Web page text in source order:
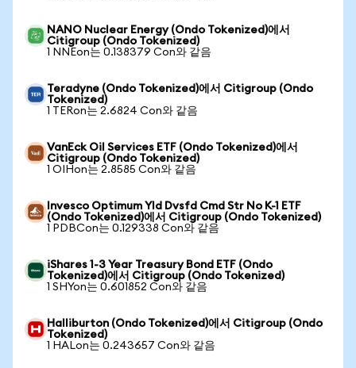
NANO Nuclear Energy (Ondo Tokenized)에서
Citigroup (Ondo Tokenized)
1 NNEon는 0.138379 Con와 같음
Teradyne (Ondo Tokenized)에서 Citigroup (Ondo
Tokenized)
1 TERon는 2.6824 Con와 같음
VanEck Oil Services ETF (Ondo Tokenized)에서
Citigroup (Ondo Tokenized)
1 OIHon는 2.8585 Con와 같음
Invesco Optimum Yld Dvsfd Cmd Str No K-1 ETF
(Ondo Tokenized)에서 Citigroup (Ondo Tokenized)
1 PDBCon는 0.129338 Con와 같음
iShares 1-3 Year Treasury Bond ETF (Ondo
Tokenized)에서 Citigroup (Ondo Tokenized)
1 SHYon는 0.601852 Con와 같음
Halliburton (Ondo Tokenized)에서 Citigroup (Ondo
Tokenized)
1 HALon는 0.243657 Con와 같음